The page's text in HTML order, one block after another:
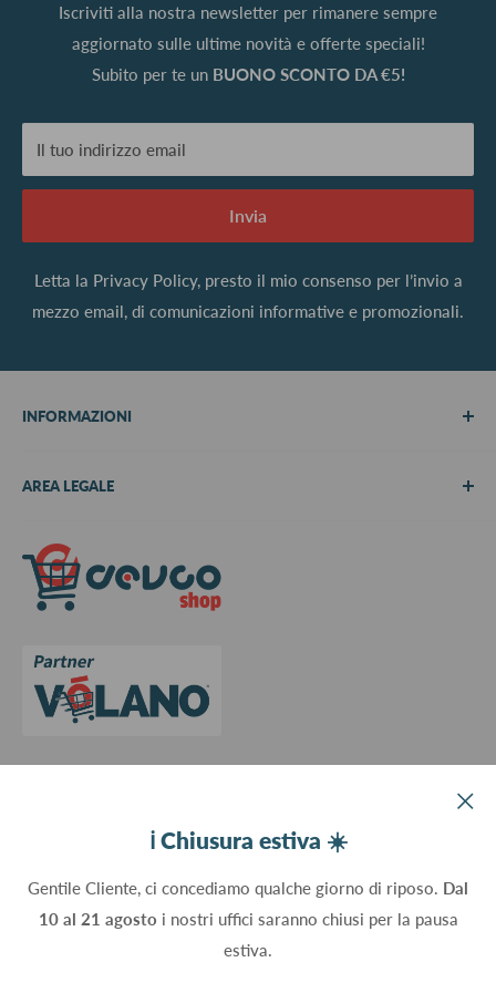
ℹ️ Chiusura estiva ☀️
Gentile Cliente, ci concediamo qualche giorno di riposo. Dal
10 al 21 agosto i nostri uffici saranno chiusi per la pausa
estiva.
Iscriviti alla nostra newsletter per rimanere sempre
aggiornato sulle ultime novità e offerte speciali!
Subito per te un BUONO SCONTO DA €5!
Il tuo indirizzo email
Invia
Letta la Privacy Policy, presto il mio consenso per l’invio a
mezzo email, di comunicazioni informative e promozionali.
INFORMAZIONI
Metodi di pagamento
Richiedi preventivo
Contattaci
AREA LEGALE
Informativa su resi e rimborsi
Privacy Policy
Aggiorna le preferenze sui cookie
C.Fisc. P.IVA 09934830960
Seguici